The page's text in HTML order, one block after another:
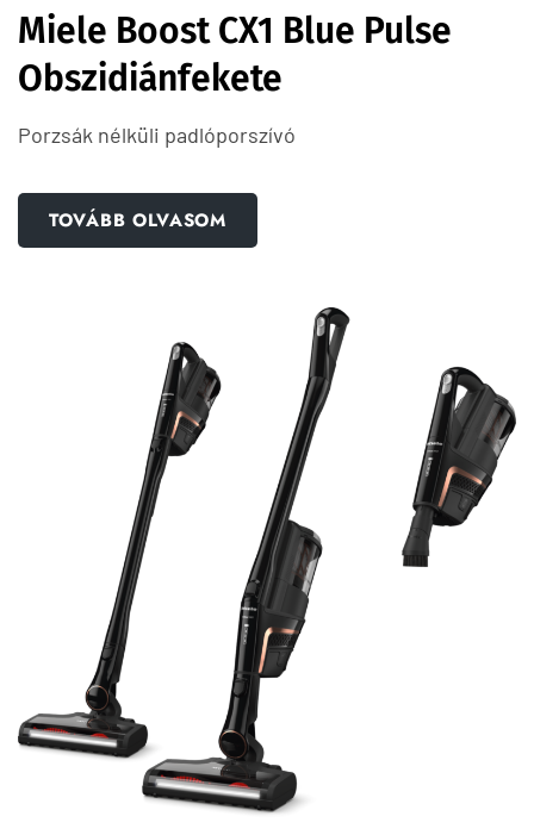
Miele Boost CX1 Blue Pulse
Obszidiánfekete
Porzsák nélküli padlóporszívó
TOVÁBB OLVASOM